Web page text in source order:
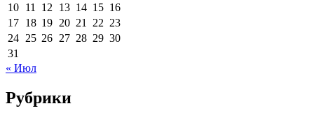
10 11 12 13 14 15 16
17 18 19 20 21 22 23
24 25 26 27 28 29 30
31
« Июл
Рубрики